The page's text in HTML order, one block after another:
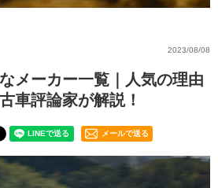
2023/08/08
メーカー一覧｜人気の理由
車評論家が解説！
メールで送る